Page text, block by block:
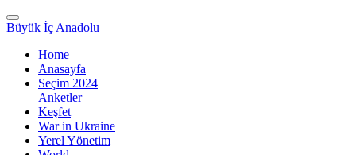
Büyük İç Anadolu
Home
Anasayfa
Seçim 2024
Anketler
Keşfet
War in Ukraine
Yerel Yönetim